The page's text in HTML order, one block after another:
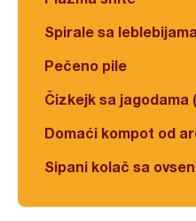
Spirale sa leblebijama
Pečeno pile
Čizkejk sa jagodama
Domaći kompot od
Sipani kolač sa